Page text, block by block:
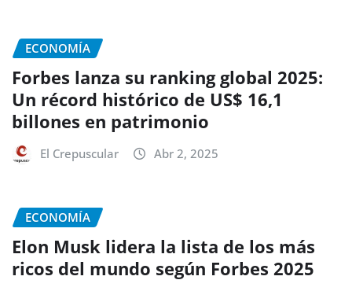
ECONOMÍA
Forbes lanza su ranking global 2025:
Un récord histórico de US$ 16,1
billones en patrimonio
El Crepuscular Abr 2, 2025
ECONOMÍA
Elon Musk lidera la lista de los más
ricos del mundo según Forbes 2025